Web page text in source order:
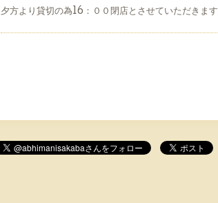
夕方より貸切の為16：００閉店とさせていただきます